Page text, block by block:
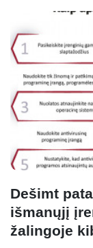
Dešimt
išmanųjį
žalingoje